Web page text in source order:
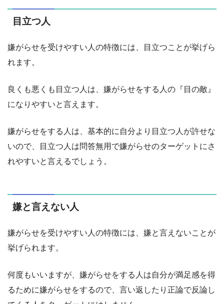
目立つ人
嫌がらせを受けやすい人の特徴には、目立つことが挙げら
れます。
良くも悪くも目立つ人は、嫌がらせをする人の『目の敵』
になりやすいと言えます。
嫌がらせをする人は、基本的に自分より目立つ人が許せな
いので、目立つ人は問答無用で嫌がらせのターゲットにさ
れやすいと言えるでしょう。
嫌と言えない人
嫌がらせを受けやすい人の特徴には、嫌と言えないことが
挙げられます。
何度もいいますが、嫌がらせをする人は自分が満足感を得
るために嫌がらせをするので、言い返したり正論で反論し